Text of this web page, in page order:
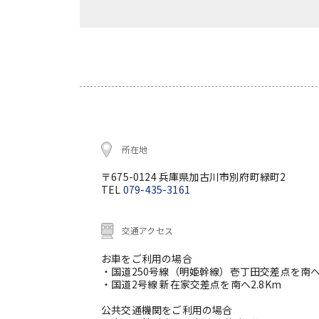
所在地
〒675-0124 兵庫県加古川市別府町緑町2
TEL 079-435-3161
交通アクセス
お車をご利用の場合
・国道250号線（明姫幹線）壱丁田交差点を南
・国道2号線 新在家交差点を南へ2.8Km
公共交通機関をご利用の場合